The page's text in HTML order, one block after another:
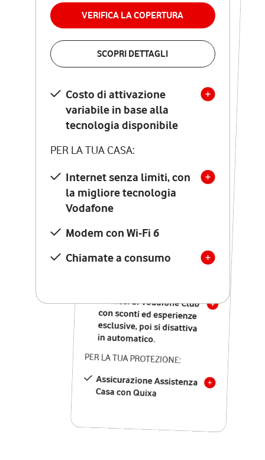
VERIFICA LA COPERTURA
SCOPRI DETTAGLI
Costo di attivazione
variabile in base alla
tecnologia disponibile
PER LA TUA CASA:
Internet senza limiti, con
la migliore tecnologia
Vodafone
Modem con Wi-Fi 6
Chiamate a consumo
permanenza
VERIFICA LA COPERTURA
Costo di attivazione
variabile in base alla
tecnologia disponibile
PER LA TUA CASA:
Internet senza limiti, con
la migliore tecnologia
Vodafone
Modem Seven con Wi-Fi 7
Chiamate illimitate verso
numeri fissi e mobili
nazionali
12 mesi di Vodafone Club
con sconti ed esperienze
esclusive, poi si disattiva
in automatico.
PER LA TUA PROTEZIONE:
Assicurazione Assistenza
Casa con Quixa